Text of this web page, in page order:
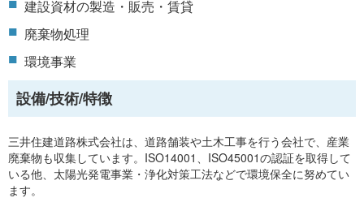
建設資材の製造・販売・賃貸
廃棄物処理
環境事業
設備/技術/特徴
三井住建道路株式会社は、道路舗装や土木工事を行う会社で、産業
廃棄物も収集しています。ISO14001、ISO45001の認証を取得して
いる他、太陽光発電事業・浄化対策工法などで環境保全に努めてい
ます。